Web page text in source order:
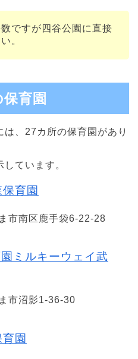
ですが四谷公園に直接
。
育園
、27カ所の保育園があり
ています。
育園
市南区鹿手袋6-22-28
ミルキーウェイ武
市沼影1-36-30
園